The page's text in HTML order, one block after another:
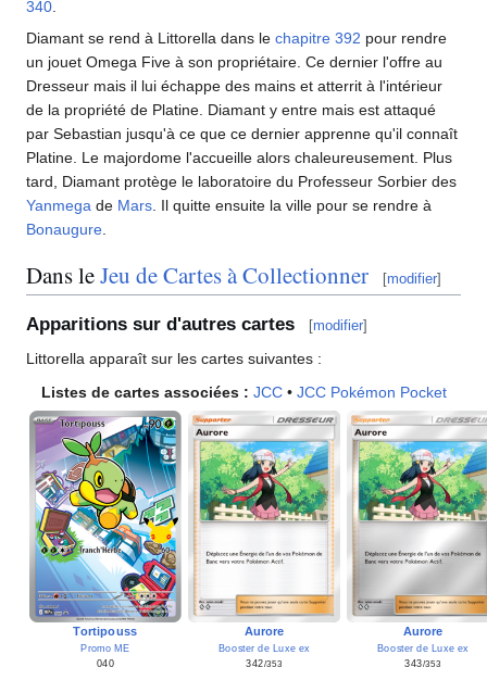
340
Diamant se rend à Littorella dans le chapitre 392 pour rendre
un jouet Omega Five à son propriétaire. Ce dernier l'offre au
Dresseur mais il lui échappe des mains et atterrit à l'intérieur
de la propriété de Platine. Diamant y entre mais est attaqué
par Sebastian jusqu'à ce que ce dernier apprenne qu'il connaît
Platine. Le majordome l'accueille alors chaleureusement. Plus
tard, Diamant protège le laboratoire du Professeur Sorbier des
Yanmega de Mars . Il quitte ensuite la ville pour se rendre à
Bonaugure
Dans leJeu de Cartes à Collectionner [modifier]
Apparitions sur d'autres cartes [modifier]
Littorella apparaît sur les cartes suivantes :
Listes de cartes associées : JCC• JCC Pokémon Pocket
Tortipouss
Promo ME
040
Aurore
Booster de Luxe ex
342/353
Aurore
Booster de Luxe ex
343/353